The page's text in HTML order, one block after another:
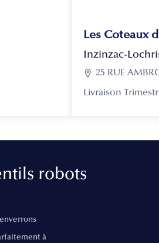
Inzinzac-
 25 RUE
Livraison
robots
à